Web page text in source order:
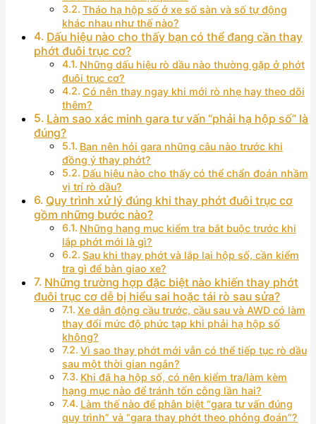
Tháo hạ hộp số ở xe số sàn và số tự động
khác nhau như thế nào?
Dấu hiệu nào cho thấy bạn có thể đang cần thay
phớt đuôi trục cơ?
Những dấu hiệu rò dầu nào thường gặp ở phớt
đuôi trục cơ?
Có nên thay ngay khi mới rò nhẹ hay theo dõi
thêm?
Làm sao xác minh gara tư vấn “phải hạ hộp số” là
đúng?
Bạn nên hỏi gara những câu nào trước khi
đồng ý thay phớt?
Dấu hiệu nào cho thấy có thể chẩn đoán nhầm
vị trí rò dầu?
Quy trình xử lý đúng khi thay phớt đuôi trục cơ
gồm những bước nào?
Những hạng mục kiểm tra bắt buộc trước khi
lắp phớt mới là gì?
Sau khi thay phớt và lắp lại hộp số, cần kiểm
tra gì để bàn giao xe?
Những trường hợp đặc biệt nào khiến thay phớt
đuôi trục cơ dễ bị hiểu sai hoặc tái rò sau sửa?
Xe dẫn động cầu trước, cầu sau và AWD có làm
thay đổi mức độ phức tạp khi phải hạ hộp số
không?
Vì sao thay phớt mới vẫn có thể tiếp tục rò dầu
sau một thời gian ngắn?
Khi đã hạ hộp số, có nên kiểm tra/làm kèm
hạng mục nào để tránh tốn công lần hai?
Làm thế nào để phân biệt “gara tư vấn đúng
quy trình” và “gara thay phớt theo phỏng đoán”?